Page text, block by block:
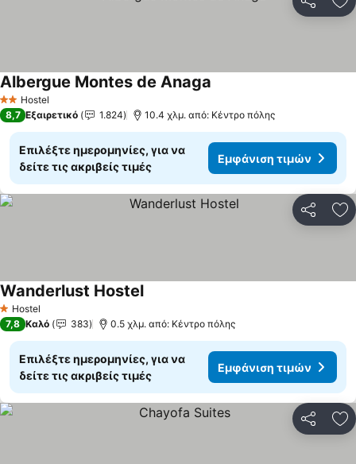
2 Αστέρια
Hostel
Albergue Montes de Anaga
8,7 Εξαιρετικό 1.824 10.4 χλμ. από: Κέντρο πόλης
Επιλέξτε ημερομηνίες, για να
δείτε τις ακριβείς τιμές
Εμφάνιση τιμών
1 Αστέρια
Hostel
Wanderlust Hostel
7,8 Καλό 383 0.5 χλμ. από: Κέντρο πόλης
Επιλέξτε ημερομηνίες, για να
δείτε τις ακριβείς τιμές
Εμφάνιση τιμών